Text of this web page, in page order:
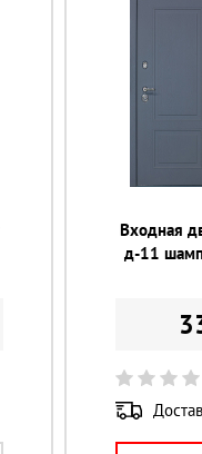
Входная
д-11